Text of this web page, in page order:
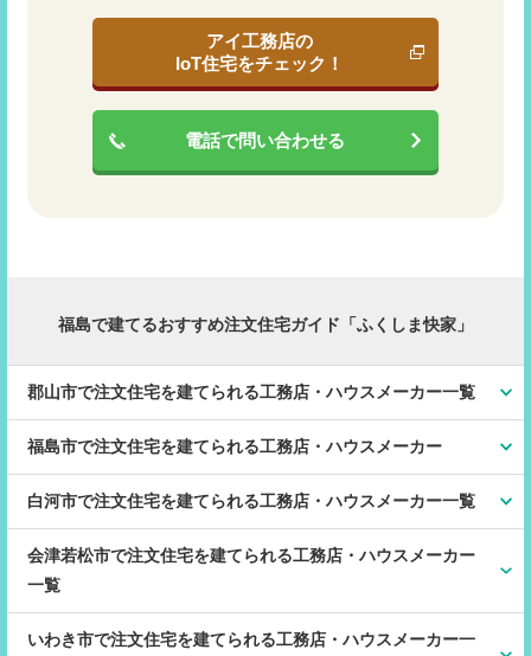
アイ工務店の
IoT住宅をチェック！
電話で問い合わせる
福島で建てるおすすめ注文住宅ガイド「ふくしま快家」
郡山市で注文住宅を建てられる工務店・ハウスメーカー一覧
福島市で注文住宅を建てられる工務店・ハウスメーカー
白河市で注文住宅を建てられる工務店・ハウスメーカー一覧
会津若松市で注文住宅を建てられる工務店・ハウスメーカー
一覧
いわき市で注文住宅を建てられる工務店・ハウスメーカー一